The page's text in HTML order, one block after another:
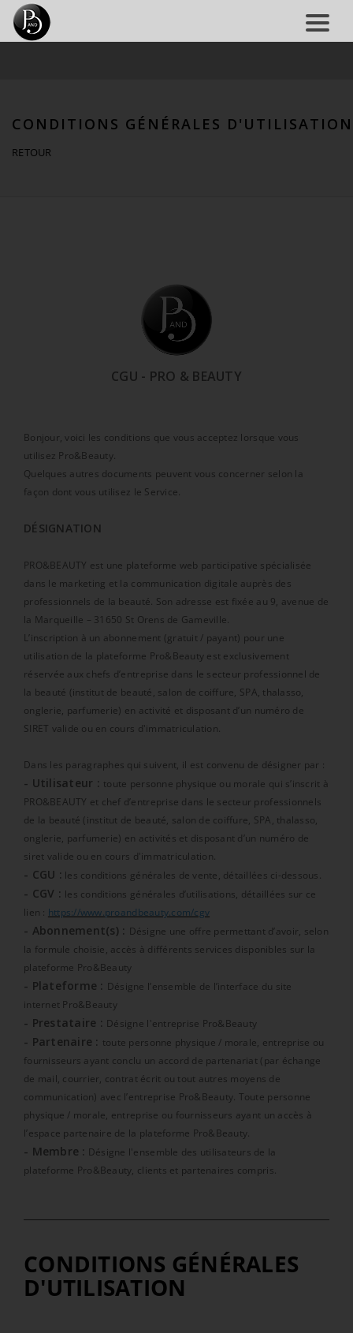
CONDITIONS GÉNÉRALES D'UTILISATION
RETOUR
CGU - PRO & BEAUTY
Bonjour, voici les conditions que vous acceptez lorsque vous
utilisez Pro&Beauty.
Quelques autres documents peuvent vous concerner selon la
façon dont vous utilisez le Service.
DÉSIGNATION
PRO&BEAUTY est une plateforme web participative spécialisée
dans le marketing et la communication digitale auprès des
professionnels de la beauté. Son adresse est fixée au 9, avenue de
la Marqueille – 31650 St Orens de Gameville.
L’inscription à un abonnement (gratuit / payant) pour une
utilisation de la plateforme Pro&Beauty est exclusivement
réservée aux chefs d’entreprise dans le secteur professionnel de
la beauté (institut de beauté, salon de coiffure, SPA, thalasso,
onglerie, parfumerie) en activité et disposant d’un numéro de
SIRET valide ou en cours d'immatriculation.
Dans les paragraphes qui suivent, il est convenu de désigner par :
- Utilisateur : toute personne physique ou morale qui s’inscrit à
PRO&BEAUTY et chef d’entreprise dans le secteur professionnels
de la beauté (institut de beauté, salon de coiffure, SPA, thalasso,
onglerie, parfumerie) en activités et disposant d’un numéro de
siret valide ou en cours d'immatriculation.
- CGU : les conditions générales de vente, détaillées ci-dessous.
- CGV : les conditions générales d’utilisations, détaillées sur ce
lien : https://www.proandbeauty.com/cgv
- Abonnement(s) : Désigne une offre permettant d’avoir, selon
la formule choisie, accès à différents services disponibles sur la
plateforme Pro&Beauty
- Plateforme : Désigne l’ensemble de l’interface du site
internet Pro&Beauty
- Prestataire : Désigne l'entreprise Pro&Beauty
- Partenaire : toute personne physique / morale, entreprise ou
fournisseurs ayant conclu un accord de partenariat (par échange
de mail, courrier, contrat écrit ou tout autres moyens de
communication) avec l’entreprise Pro&Beauty. Toute personne
physique / morale, entreprise ou fournisseurs ayant un accès à
l’espace partenaire de la plateforme Pro&Beauty.
- Membre : Désigne l'ensemble des utilisateurs de la
plateforme Pro&Beauty, clients et partenaires compris.
CONDITIONS GÉNÉRALES
D'UTILISATION